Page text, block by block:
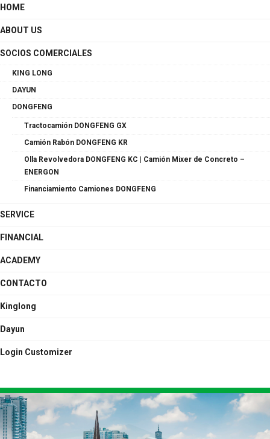
HOME
ABOUT US
SOCIOS COMERCIALES
KING LONG
DAYUN
DONGFENG
Tractocamión DONGFENG GX
Camión Rabón DONGFENG KR
Olla Revolvedora DONGFENG KC | Camión Mixer de Concreto –
ENERGON
Financiamiento Camiones DONGFENG
SERVICE
FINANCIAL
ACADEMY
CONTACTO
Kinglong
Dayun
Login Customizer